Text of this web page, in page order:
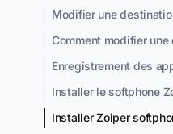
Modifier une
Comment modifier
Enregistrement des
Installer le softphone
Installer Zoiper